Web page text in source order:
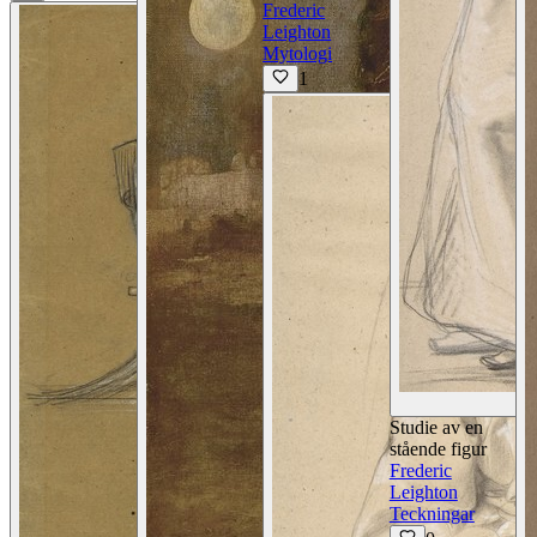
Frederic
Leighton
Mytologi
1
Studie av en
stående figur
Frederic
Leighton
Teckningar